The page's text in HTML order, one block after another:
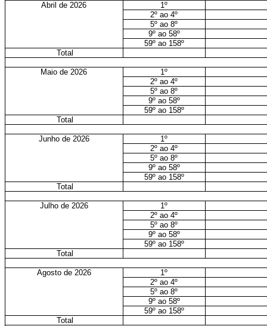
Abril de 2026
1º
2º ao 4º
5º ao 8º
9º ao 58º
59º ao 158º
Total
Maio de 2026
1º
2º ao 4º
5º ao 8º
9º ao 58º
59º ao 158º
Total
Junho de 2026
1º
2º ao 4º
5º ao 8º
9º ao 58º
59º ao 158º
Total
Julho de 2026
1º
2º ao 4º
5º ao 8º
9º ao 58º
59º ao 158º
Total
Agosto de 2026
1º
2º ao 4º
5º ao 8º
9º ao 58º
59º ao 158º
Total